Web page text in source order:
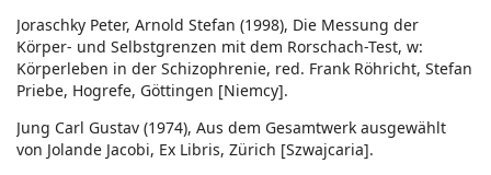
Joraschky Peter, Arnold Stefan (1998), Die Messung der
Körper- und Selbstgrenzen mit dem Rorschach-Test, w:
Körperleben in der Schizophrenie, red. Frank Röhricht, Stefan
Priebe, Hogrefe, Göttingen [Niemcy].
Jung Carl Gustav (1974), Aus dem Gesamtwerk ausgewählt
von Jolande Jacobi, Ex Libris, Zürich [Szwajcaria].